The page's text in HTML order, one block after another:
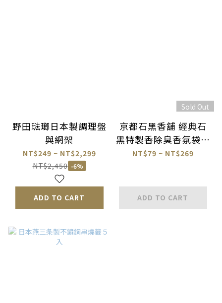
野田琺瑯日本製調理盤
與網架
NT$249 ~ NT$2,299
NT$2,450 -6%
ADD TO CART
Sold Out
京都石黑香舖 經典石
黑特製香除臭香氛袋／
衣櫥壁櫥防蟲香氛
NT$79 ~ NT$269
ADD TO CART